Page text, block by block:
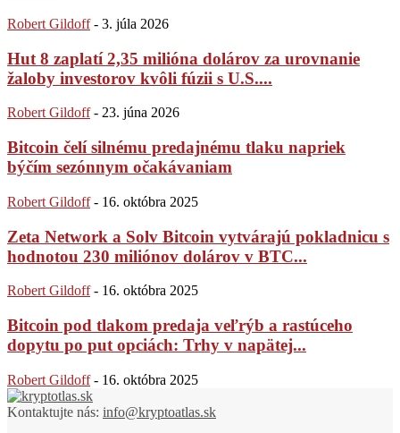
Robert Gildoff - 3. júla 2026
Hut 8 zaplatí 2,35 milióna dolárov za urovnanie
žaloby investorov kvôli fúzii s U.S....
Robert Gildoff - 23. júna 2026
Bitcoin čelí silnému predajnému tlaku napriek
býčím sezónnym očakávaniam
Robert Gildoff - 16. októbra 2025
Zeta Network a Solv Bitcoin vytvárajú pokladnicu s
hodnotou 230 miliónov dolárov v BTC...
Robert Gildoff - 16. októbra 2025
Bitcoin pod tlakom predaja veľrýb a rastúceho
dopytu po put opciách: Trhy v napätej...
Robert Gildoff - 16. októbra 2025
Kontaktujte nás: info@kryptoatlas.sk